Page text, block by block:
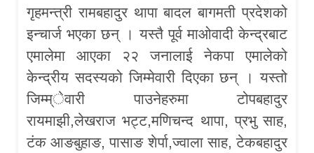
गृहमन्त्री रामबहादुर थापा बादल बागमती प्रदेशको
इन्चार्ज भएका छन् । यस्तै पूर्व माओवादी केन्द्रबाट
एमालेमा आएका २२ जनालाई नेकपा एमालेको
केन्द्रीय सदस्यको जिम्मेवारी दिएका छन् । यस्तो
जिम्म्ेवारी पाउनेहरुमा टोपबहादुर
रायमाझी,लेखराज भट्ट,मणिचन्द थापा, प्रभु साह,
टंक आङबुहाङ, पासाङ शेर्पा,ज्वाला साह, टेकबहादुर